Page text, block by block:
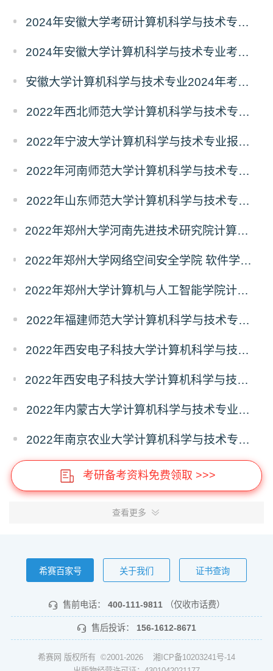
2024年安徽大学考研计算机科学与技术专业初试科目调整了吗？
2024年安徽大学计算机科学与技术专业考研初试科目调整了吗？
安徽大学计算机科学与技术专业2024年考研初试科目调整了吗？
2022年西北师范大学计算机科学与技术专业报录比
2022年宁波大学计算机科学与技术专业报录比
2022年河南师范大学计算机科学与技术专业报录比
2022年山东师范大学计算机科学与技术专业报录比
2022年郑州大学河南先进技术研究院计算机科学与技术专业报录比
2022年郑州大学网络空间安全学院 软件学院计算机科学与技术专业报录比
2022年郑州大学计算机与人工智能学院计算机科学与技术专业报录比
2022年福建师范大学计算机科学与技术专业报录比
2022年西安电子科技大学计算机科学与技术专业报录比
2022年西安电子科技大学计算机科学与技术学院计算机科学与技术专业报录比
2022年内蒙古大学计算机科学与技术专业报录比
2022年南京农业大学计算机科学与技术专业报录比
考研备考资料免费领取 >>>
查看更多
希赛百家号 关于我们 证书查询
售前电话： 400-111-9811 （仅收市话费）
售后投诉： 156-1612-8671
希赛网 版权所有 ©2001-2026 湘ICP备10203241号-14